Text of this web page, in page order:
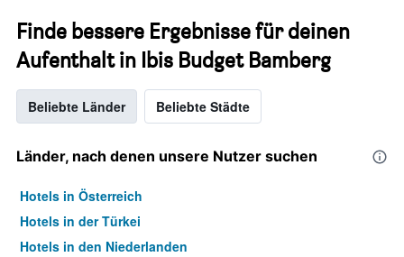
Finde bessere Ergebnisse für deinen
Aufenthalt in Ibis Budget Bamberg
Beliebte Länder Beliebte Städte
Länder, nach denen unsere Nutzer suchen
Hotels in Österreich
Hotels in der Türkei
Hotels in den Niederlanden